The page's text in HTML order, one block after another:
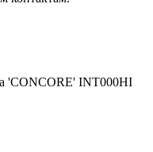
'CONCORE' INT000HI